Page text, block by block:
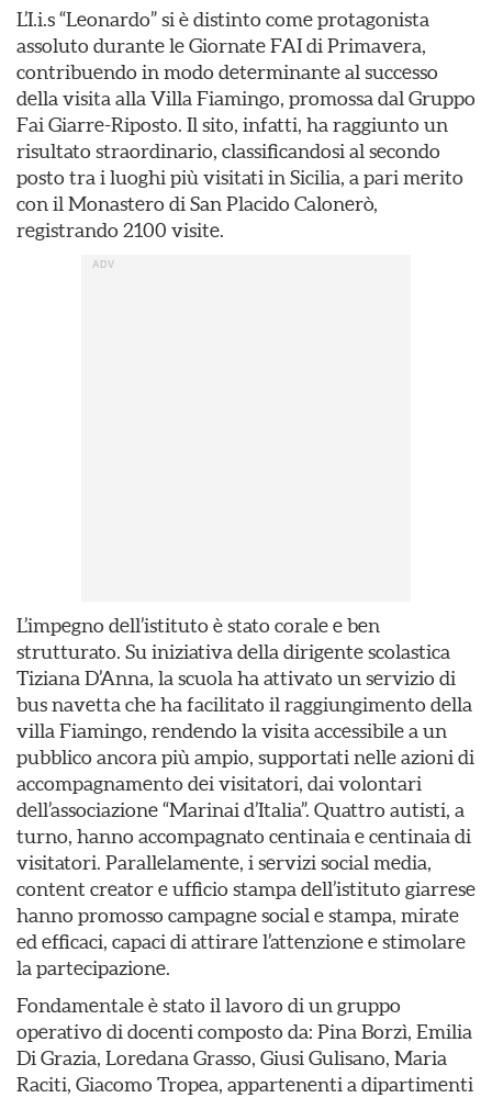
L’I.i.s “Leonardo” si è distinto come protagonista
assoluto durante le Giornate FAI di Primavera,
contribuendo in modo determinante al successo
della visita alla Villa Fiamingo, promossa dal Gruppo
Fai Giarre-Riposto. Il sito, infatti, ha raggiunto un
risultato straordinario, classificandosi al secondo
posto tra i luoghi più visitati in Sicilia, a pari merito
con il Monastero di San Placido Calonerò,
registrando 2100 visite.
L’impegno dell’istituto è stato corale e ben
strutturato. Su iniziativa della dirigente scolastica
Tiziana D’Anna, la scuola ha attivato un servizio di
bus navetta che ha facilitato il raggiungimento della
villa Fiamingo, rendendo la visita accessibile a un
pubblico ancora più ampio, supportati nelle azioni di
accompagnamento dei visitatori, dai volontari
dell’associazione “Marinai d’Italia”. Quattro autisti, a
turno, hanno accompagnato centinaia e centinaia di
visitatori. Parallelamente, i servizi social media,
content creator e ufficio stampa dell’istituto giarrese
hanno promosso campagne social e stampa, mirate
ed efficaci, capaci di attirare l’attenzione e stimolare
la partecipazione.
Fondamentale è stato il lavoro di un gruppo
operativo di docenti composto da: Pina Borzì, Emilia
Di Grazia, Loredana Grasso, Giusi Gulisano, Maria
Raciti, Giacomo Tropea, appartenenti a dipartimenti